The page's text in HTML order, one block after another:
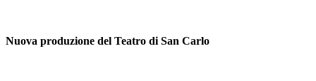
Nuova produzione del Teatro di San Carlo